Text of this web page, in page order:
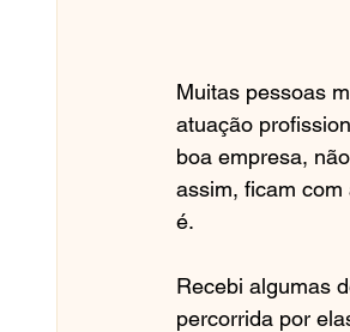
Muitas pessoas
atuação
boa empresa,
assim, ficam
é.
Recebi algumas
percorrida por